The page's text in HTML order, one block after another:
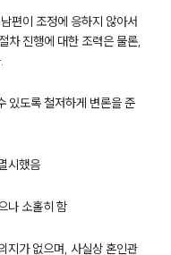
편이 조정에 응하지 않아서
차 진행에 대한 조력은 물론,
있도록 철저하게 변론을 준
시했음
나 소홀히 함
지가 없으며, 사실상 혼인관